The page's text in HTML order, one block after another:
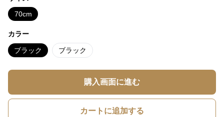
70cm
カラー
ブラック ブラック
購入画面に進む
カートに追加する